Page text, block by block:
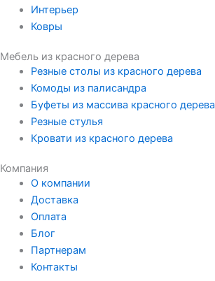
Интерьер
Ковры
Мебель из красного дерева
Резные столы из красного дерева
Комоды из палисандра
Буфеты из массива красного дерева
Резные стулья
Кровати из красного дерева
Компания
О компании
Доставка
Оплата
Блог
Партнерам
Контакты